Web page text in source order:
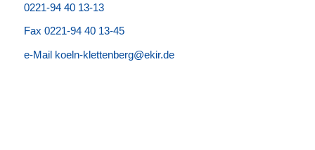
0221-94 40 13-13
Fax 0221-94 40 13-45
e-Mail koeln-klettenberg@ekir.de